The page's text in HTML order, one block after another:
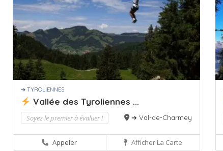
➔ TYROLIENNES
Vallée des Tyroliennes ...
Soyez le premier à évaluer ! ➔ Val-de-Charmey
Appeler Afficher La Carte